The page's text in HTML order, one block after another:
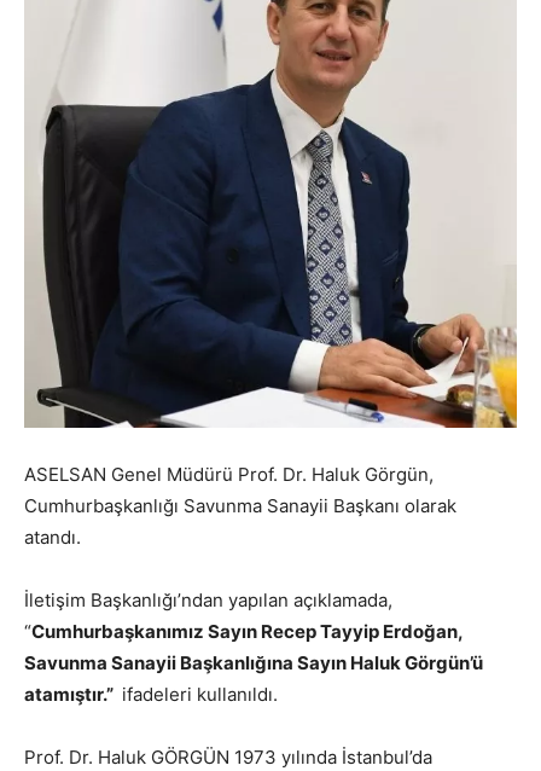
ASELSAN Genel Müdürü Prof. Dr. Haluk Görgün,
Cumhurbaşkanlığı Savunma Sanayii Başkanı olarak
atandı.
İletişim Başkanlığı’ndan yapılan açıklamada,
“Cumhurbaşkanımız Sayın Recep Tayyip Erdoğan,
Savunma Sanayii Başkanlığına Sayın Haluk Görgün’ü
atamıştır.” ifadeleri kullanıldı.
Prof. Dr. Haluk GÖRGÜN 1973 yılında İstanbul’da